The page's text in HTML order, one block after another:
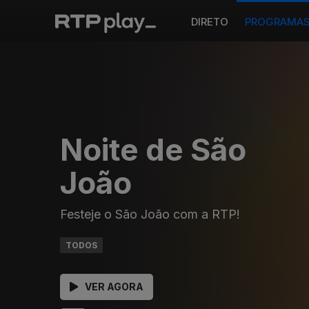
DIRETO
Noite de São
João
Festeje o São João com a RTP!
TODOS
VER AGORA